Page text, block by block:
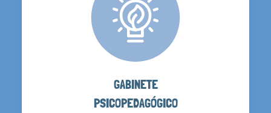
GABINETE
PSICOPEDAGÓGICO